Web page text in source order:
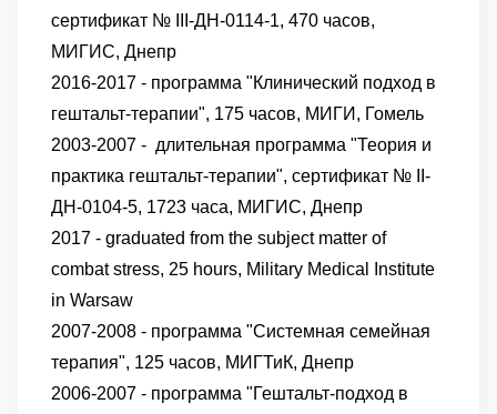
сертификат № III-ДН-0114-1, 470 часов,
МИГИС, Днепр
2016-2017 - программа "Клинический подход в
гештальт-терапии", 175 часов, МИГИ, Гомель
2003-2007 - длительная программа "Теория и
практика гештальт-терапии", сертификат № II-
ДН-0104-5, 1723 часа, МИГИС, Днепр
2017 - graduated from the subject matter of
combat stress, 25 hours, Military Medical Institute
in Warsaw
2007-2008 - программа "Системная семейная
терапия", 125 часов, МИГТиК, Днепр
2006-2007 - программа "Гештальт-подход в